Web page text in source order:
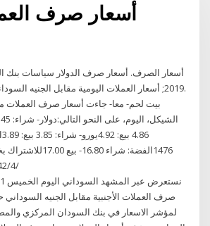
أسعار صرف
أسعار الصرف. أسعار صرف الدولار سياسات بنك
2019; أسعار العملات اليومية مقابل الجنيه
1476الفضة: شراء
sms 27‏‏/4‏‏/1442 بعد الهجرة
صرف العملات الأجنبية مقابل الجنيه
لمؤشر الاسعار في بنك السودان المركزي